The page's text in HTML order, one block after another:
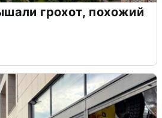
грохот, похожий